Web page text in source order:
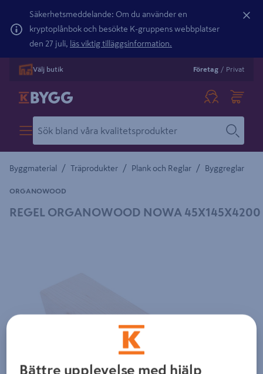
Säkerhetsmeddelande: Om du använder en
kryptoplånbok och besökte K-gruppens webbplatser
den 27 juli, läs viktig tilläggsinformation.
Välj butik Företag / Privat
Byggmaterial / Träprodukter / Plank och Reglar / Byggreglar
REGEL ORGANOWOOD NOWA 45X145X4200
ORGANOWOOD
Bättre upplevelse med hjälp